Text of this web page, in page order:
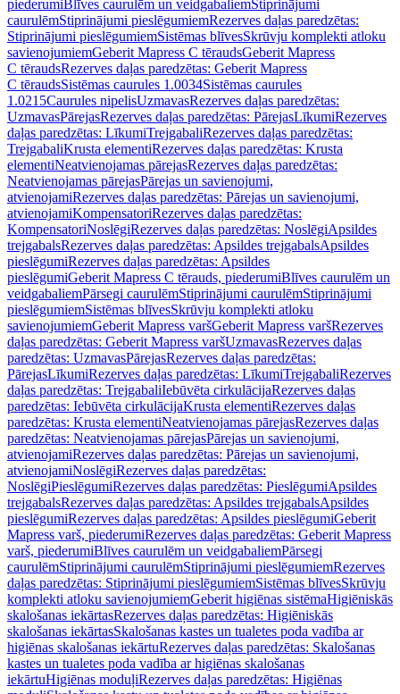
piederumiBlīves caurulēm un veidgabaliemStiprinājumi
caurulēmStiprinājumi pieslēgumiemRezerves daļas paredzētas:
Stiprinājumi pieslēgumiemSistēmas blīvesSkrūvju komplekti atloku
savienojumiemGeberit Mapress C tēraudsGeberit Mapress
C tēraudsRezerves daļas paredzētas: Geberit Mapress
C tēraudsSistēmas caurules 1.0034Sistēmas caurules
1.0215Caurules nipelisUzmavasRezerves daļas paredzētas:
UzmavasPārejasRezerves daļas paredzētas: PārejasLīkumiRezerves
daļas paredzētas: LīkumiTrejgabaliRezerves daļas paredzētas:
TrejgabaliKrusta elementiRezerves daļas paredzētas: Krusta
elementiNeatvienojamas pārejasRezerves daļas paredzētas:
Neatvienojamas pārejasPārejas un savienojumi,
atvienojamiRezerves daļas paredzētas: Pārejas un savienojumi,
atvienojamiKompensatoriRezerves daļas paredzētas:
KompensatoriNoslēgiRezerves daļas paredzētas: NoslēgiApsildes
trejgabalsRezerves daļas paredzētas: Apsildes trejgabalsApsildes
pieslēgumiRezerves daļas paredzētas: Apsildes
pieslēgumiGeberit Mapress C tērauds, piederumiBlīves caurulēm un
veidgabaliemPārsegi caurulēmStiprinājumi caurulēmStiprinājumi
pieslēgumiemSistēmas blīvesSkrūvju komplekti atloku
savienojumiemGeberit Mapress varšGeberit Mapress varšRezerves
daļas paredzētas: Geberit Mapress varšUzmavasRezerves daļas
paredzētas: UzmavasPārejasRezerves daļas paredzētas:
PārejasLīkumiRezerves daļas paredzētas: LīkumiTrejgabaliRezerves
daļas paredzētas: TrejgabaliIebūvēta cirkulācijaRezerves daļas
paredzētas: Iebūvēta cirkulācijaKrusta elementiRezerves daļas
paredzētas: Krusta elementiNeatvienojamas pārejasRezerves daļas
paredzētas: Neatvienojamas pārejasPārejas un savienojumi,
atvienojamiRezerves daļas paredzētas: Pārejas un savienojumi,
atvienojamiNoslēgiRezerves daļas paredzētas:
NoslēgiPieslēgumiRezerves daļas paredzētas: PieslēgumiApsildes
trejgabalsRezerves daļas paredzētas: Apsildes trejgabalsApsildes
pieslēgumiRezerves daļas paredzētas: Apsildes pieslēgumiGeberit
Mapress varš, piederumiRezerves daļas paredzētas: Geberit Mapress
varš, piederumiBlīves caurulēm un veidgabaliemPārsegi
caurulēmStiprinājumi caurulēmStiprinājumi pieslēgumiemRezerves
daļas paredzētas: Stiprinājumi pieslēgumiemSistēmas blīvesSkrūvju
komplekti atloku savienojumiemGeberit higiēnas sistēmaHigiēniskās
skalošanas iekārtasRezerves daļas paredzētas: Higiēniskās
skalošanas iekārtasSkalošanas kastes un tualetes poda vadība ar
higiēnas skalošanas iekārtuRezerves daļas paredzētas: Skalošanas
kastes un tualetes poda vadība ar higiēnas skalošanas
iekārtuHigiēnas moduļiRezerves daļas paredzētas: Higiēnas